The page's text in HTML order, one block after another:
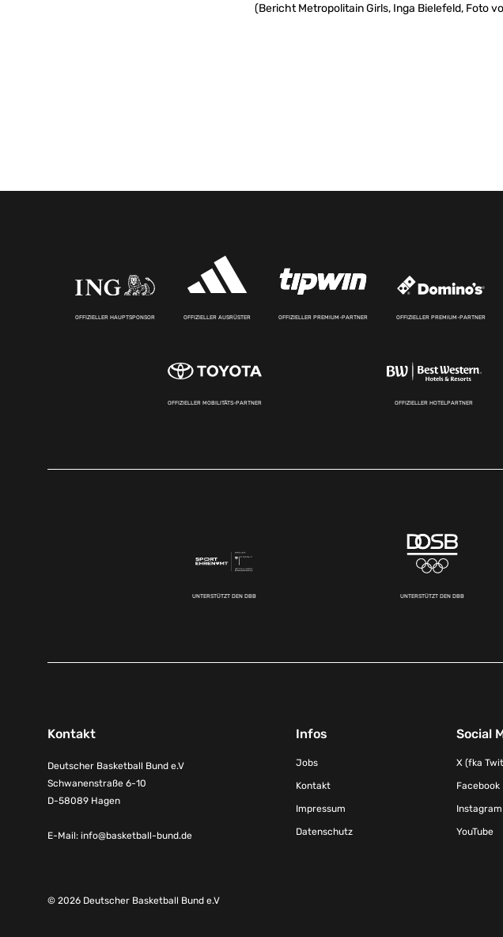
(Bericht Metropolitain Girls, Inga Bielefeld, Foto
OFFIZIELLER HAUPTSPONSOR OFFIZIELLER AUSRÜSTER OFFIZIELLER PREMIUM-PARTNER OFFIZIELLER PREMIUM-PARTNER
OFFIZIELLER MOBILITÄTS-PARTNER OFFIZIELLER HOTELPARTNER
UNTERSTÜTZT DEN DBB UNTERSTÜTZT DEN DBB
Kontakt
Deutscher Basketball Bund e.V
Schwanenstraße 6-10
D-58089 Hagen
E-Mail: info@basketball-bund.de
Infos
Jobs
Kontakt
Impressum
Datenschutz
Social
X (fka
Facebook
Instagram
YouTube
© 2026 Deutscher Basketball Bund e.V